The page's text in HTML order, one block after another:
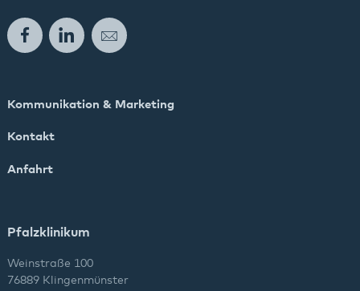
FacebookLinkedInE-Mail
Kommunikation & Marketing
Kontakt
Anfahrt
Pfalzklinikum
Weinstraße 100
76889 Klingenmünster